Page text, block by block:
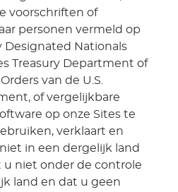
voorschriften of
personen vermeld op
Designated Nationals
Treasury Department of
van de U.S.
of vergelijkbare
op onze Sites te
verklaart en
in een dergelijk land
u niet onder de controle
land en dat u geen